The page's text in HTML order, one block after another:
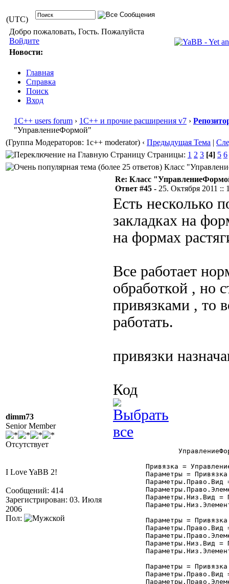
(UTC)
Добро пожаловать, Гость. Пожалуйста
Войдите
Новости:
Главная
Справка
Поиск
Вход
1С++ users forum › 1С++ и прочие расширения v7 ›
"УправлениеФормой"
(Группа Модераторов: 1c++ moderator) ‹ Предыдущая Тема |
Страницы: 1 2 3 [4] 5 6
Класс
dimm73
Senior Member
Отсутствует
I Love YaBB 2!
Сообщений: 414
Зарегистрирован: 03. Июля
2006
Пол:
Re: Класс
Ответ #45 - 25. Октября 2011 ::
Есть несколько
закладках на
на формах
Все работает
обработкой , но
привязками , то
работать.
привязки
Код